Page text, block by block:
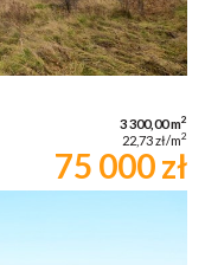
3 300,00 m2
22,73 zł/m2
75 000 zł